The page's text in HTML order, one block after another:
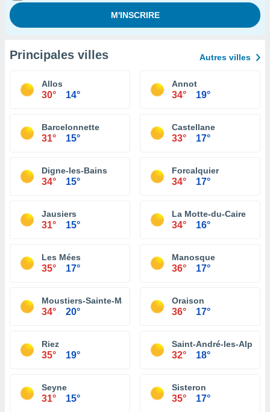
Principales villes Autres villes
Allos
30° 14°
Annot
34° 19°
Barcelonnette
31° 15°
Castellane
33° 17°
Digne-les-Bains
34° 15°
Forcalquier
34° 17°
Jausiers
31° 15°
La Motte-du-Caire
34° 16°
Les Mées
35° 17°
Manosque
36° 17°
Moustiers-Sainte-Marie
34° 20°
Oraison
36° 17°
Riez
35° 19°
Saint-André-les-Alpes
32° 18°
Seyne
31° 15°
Sisteron
35° 17°